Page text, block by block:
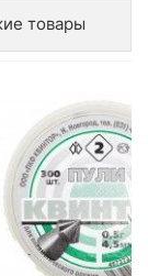
товары